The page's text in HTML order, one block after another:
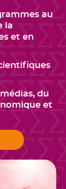
au
la
et en
du
et